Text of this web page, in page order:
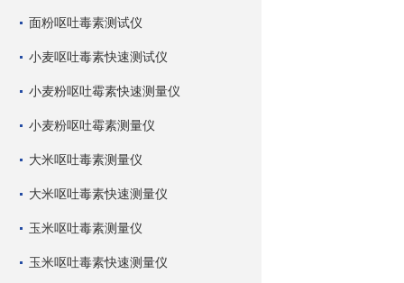
面粉呕吐毒素测试仪
小麦呕吐毒素快速测试仪
小麦粉呕吐霉素快速测量仪
小麦粉呕吐霉素测量仪
大米呕吐毒素测量仪
大米呕吐毒素快速测量仪
玉米呕吐毒素测量仪
玉米呕吐毒素快速测量仪